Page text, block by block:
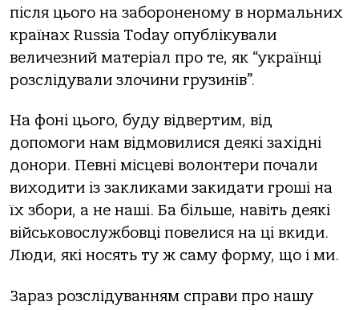
після цього на забороненому в нормальних
країнах Russia Today опублікували
величезний матеріал про те, як “українці
розслідували злочини грузинів”.
На фоні цього, буду відвертим, від
допомоги нам відмовилися деякі західні
донори. Певні місцеві волонтери почали
виходити із закликами закидати гроші на
їх збори, а не наші. Ба більше, навіть деякі
військовослужбовці повелися на ці вкиди.
Люди, які носять ту ж саму форму, що і ми.
Зараз розслідуванням справи про нашу